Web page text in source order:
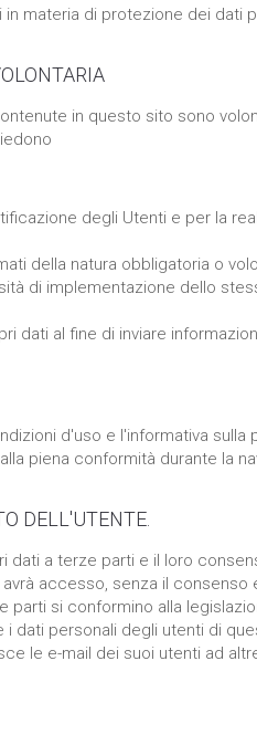
materia di protezione dei dati
in questo sito sono
degli Utenti e per la
della natura obbligatoria o
di implementazione dello
dati al fine di inviare
d'uso e l'informativa sulla
piena conformità durante la
DELL'UTENTE.
a terze parti e il loro
accesso, senza il consenso
si conformino alla
dati personali degli utenti di
le e-mail dei suoi utenti ad